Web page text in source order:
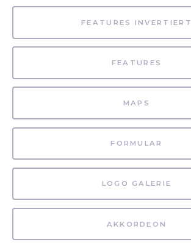
FEATURES INVERTIERT
FEATURES
MAPS
FORMULAR
LOGO GALERIE
AKKORDEON